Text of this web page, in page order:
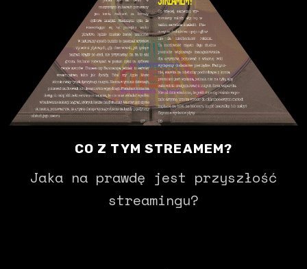
CO Z TYM STREAMEM?
Jaka na prawdę jest przyszłość
streamingu?